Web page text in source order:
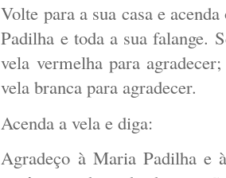
Volte para a sua casa e
Padilha e toda a sua falange.
vela vermelha para
vela branca para agradecer.
Acenda a vela e diga:
Agradeço à Maria Padilha e